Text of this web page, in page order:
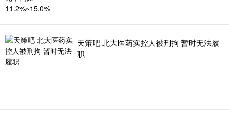
天策吧 北大医药实控人被刑拘 暂时无法履
职